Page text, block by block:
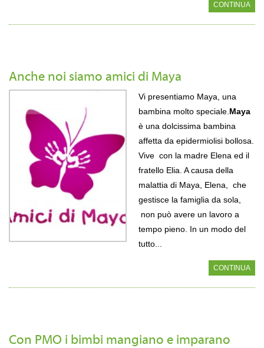
CONTINUA
Anche noi siamo amici di Maya
Vi presentiamo Maya, una
bambina molto speciale.Maya
è una dolcissima bambina
affetta da epidermiolisi bollosa.
Vive con la madre Elena ed il
fratello Elia. A causa della
malattia di Maya, Elena, che
gestisce la famiglia da sola,
non può avere un lavoro a
tempo pieno. In un modo del
tutto...
CONTINUA
Con PMO i bimbi mangiano e imparano